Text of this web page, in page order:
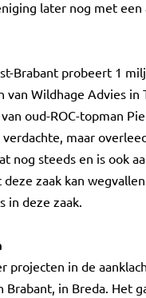
later nog met een
Brabant probeert 1
van Wildhage Advies in
oud-ROC-topman
maar
nog steeds en is ook
zaak kan
in deze zaak.
projecten in de
Brabant, in Breda. Het